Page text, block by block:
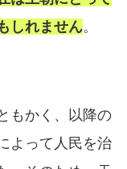
しれません。
もかく、以降の
よって人民を治